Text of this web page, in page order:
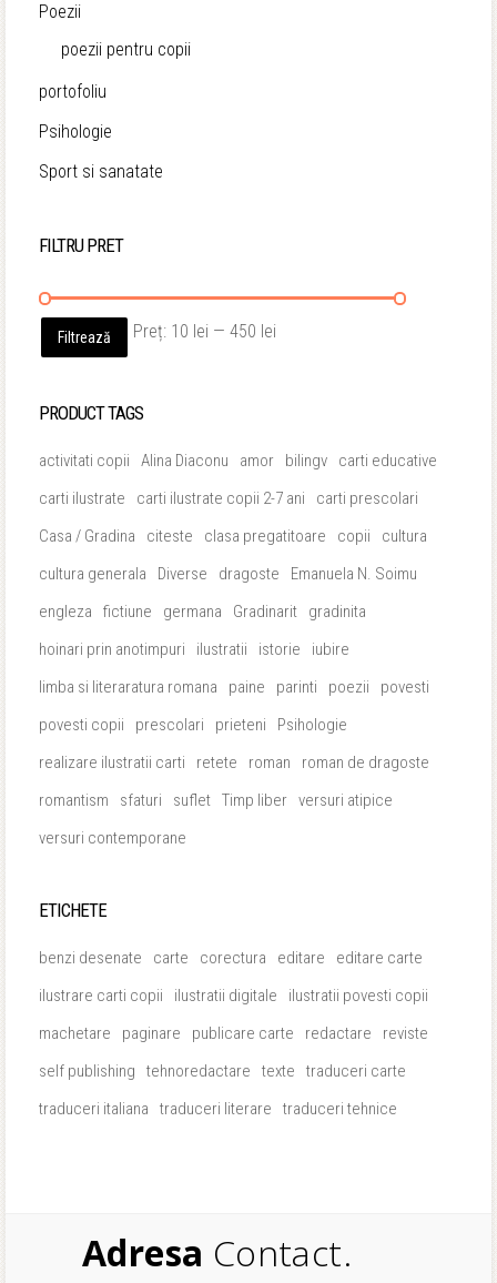
Poezii
poezii pentru copii
portofoliu
Psihologie
Sport si sanatate
FILTRU PRET
Preț
Preț
Filtrează Preț: 10 lei — 450 lei
PRODUCT TAGS
activitati copii Alina Diaconu amor bilingv
carti educative
carti ilustrate
carti ilustrate copii 2-7 ani
carti prescolari
Casa / Gradina
citeste clasa pregatitoare copii
cultura
cultura generala
Diverse dragoste
Emanuela N. Soimu
engleza
fictiune germana Gradinarit
gradinita
hoinari prin anotimpuri
ilustratii istorie
iubire
limba si literaratura romana
paine parinti poezii
povesti
povesti copii
prescolari prieteni
Psihologie
realizare ilustratii carti
retete roman
roman de dragoste
romantism
sfaturi suflet Timp liber versuri atipice
versuri contemporane
ETICHETE
benzi desenate carte corectura editare
editare carte
ilustrare carti copii
ilustratii digitale
ilustratii povesti copii
machetare
paginare publicare carte redactare
reviste
self publishing
tehnoredactare texte
traduceri carte
traduceri italiana
traduceri literare traduceri tehnice
Adresa Contact.